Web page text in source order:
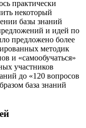
практически
некоторый
базы знаний
и идей по
предложено более
методик
и «самообучаться»
участников
до «120 вопросов
база знаний